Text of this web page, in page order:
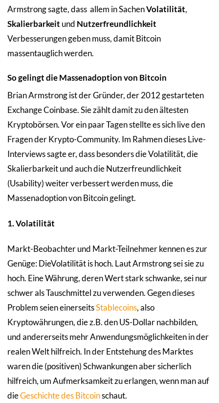
Armstrong sagte, dass allem in SachenVolatilität,
Skalierbarkeit und Nutzerfreundlichkeit
Verbesserungen geben muss, damit Bitcoin
massentauglich werden.
So gelingt die Massenadoption von Bitcoin
Brian Armstrong ist der Gründer, der 2012 gestarteten
Exchange Coinbase. Sie zählt damit zu den ältesten
Kryptobörsen. Vor ein paar Tagen stellte es sich live den
Fragen der Krypto-Community. Im Rahmen dieses Live-
Interviews sagte er, dass besonders die Volatilität, die
Skalierbarkeit und auch die Nutzerfreundlichkeit
(Usability) weiter verbessert werden muss, die
Massenadoption von Bitcoin gelingt.
1. Volatilität
Markt-Beobachter und Markt-Teilnehmer kennen es zur
Genüge: DieVolatilität is hoch. Laut Armstrong sei sie zu
hoch. Eine Währung, deren Wert stark schwanke, sei nur
schwer als Tauschmittel zu verwenden. Gegen dieses
Problem seien einerseitsStablecoins, also
Kryptowährungen, die z.B. den US-Dollar nachbilden,
und andererseits mehr Anwendungsmöglichkeiten in der
realen Welt hilfreich. In der Entstehung des Marktes
waren die (positiven) Schwankungen aber sicherlich
hilfreich, um Aufmerksamkeit zu erlangen, wenn man auf
dieGeschichte des Bitcoinschaut.